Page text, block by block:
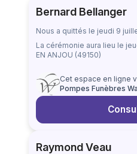
Bernard Bellanger
Nous a quittés le jeudi 9
La cérémonie aura lieu le
EN ANJOU (49150)
Cet espace en ligne
Pompes Funèbres
Raymond Veau